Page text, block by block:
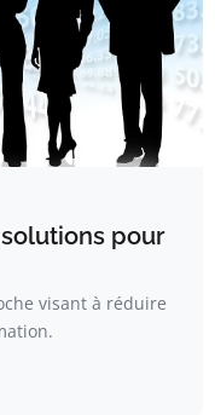
pour
visant à réduire